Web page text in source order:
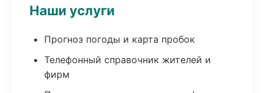
Наши услуги
Прогноз погоды и карта пробок
Телефонный справочник жителей и
фирм